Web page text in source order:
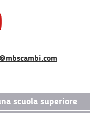
scuola superiore